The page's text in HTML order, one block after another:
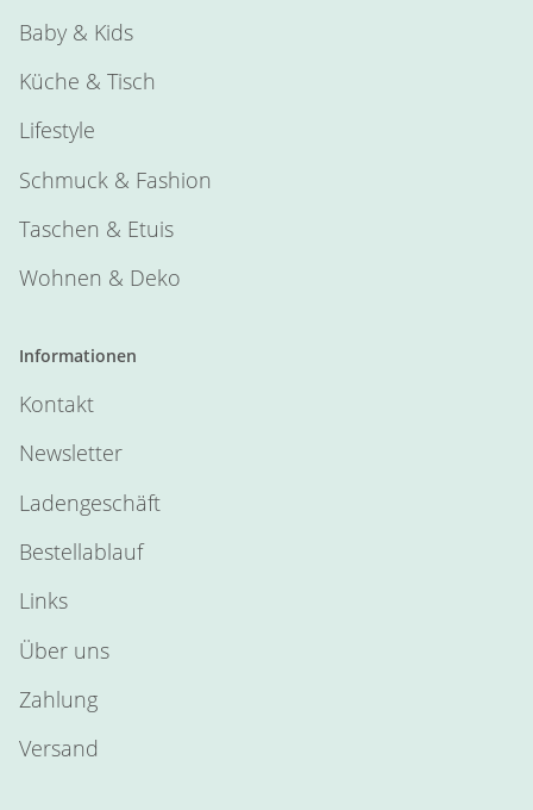
Baby & Kids
Küche & Tisch
Lifestyle
Schmuck & Fashion
Taschen & Etuis
Wohnen & Deko
Informationen
Kontakt
Newsletter
Ladengeschäft
Bestellablauf
Links
Über uns
Zahlung
Versand